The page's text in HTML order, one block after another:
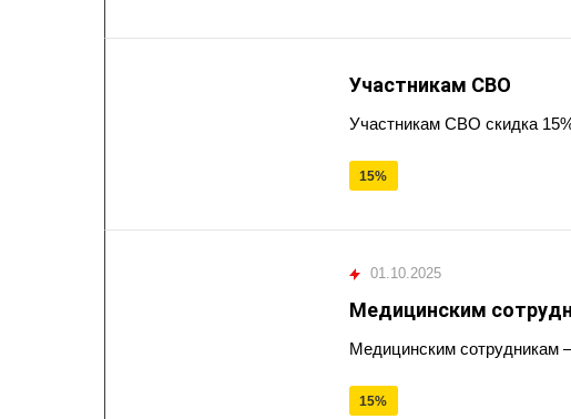
Участникам СВО
Участникам СВО скидка
15%
01.10.2025
Медицинским
Медицинским сотрудникам
15%